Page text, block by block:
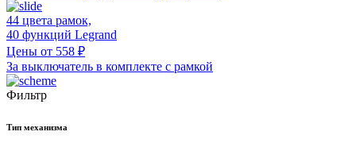
44 цвета рамок,
40 функций Legrand
Цены от 558 ₽
За выключатель в комплекте с рамкой
Фильтр
Тип механизма